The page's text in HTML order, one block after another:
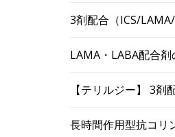
3剤配合（ICS/
LAMA・LABA配合剤
【テリルジー】 3剤
長時間作用型抗コリ